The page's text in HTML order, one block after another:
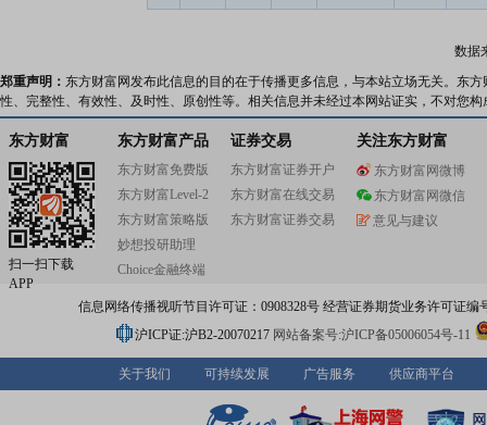
数据
郑重声明： 东方财富网发布此信息的目的在于传播更多信息，与本站立场无关。东
性、完整性、有效性、及时性、原创性等。相关信息并未经过本网站证实，不对您
东方财富
扫一扫下载
APP
东方财富产品
东方财富免费版
东方财富Level-2
东方财富策略版
妙想投研助理
Choice金融终端
证券交易
东方财富证券开户
东方财富在线交易
东方财富证券交易
关注东方财富
东方财富网微博
东方财富网微信
意见与建议
信息网络传播视听节目许可证：0908328号 经营证券期货业务许可证编
沪ICP证:沪B2-20070217 网站备案号:沪ICP备05006054号-11
关于我们 可持续发展 广告服务 供应商平台